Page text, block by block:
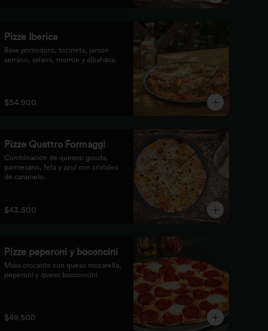
Pizze Iberica
Base pomodoro, tocineta, jamón
serrano, salami, morrón y albahaca.
$54.900
Pizze Quattro Formaggi
Combinación de quesos: gouda,
parmesano, feta y azul con cristales
de caramelo.
$43.500
Pizze peperoni y boconcini
Masa crocante con queso mozarella,
peperoni y queso bocconcini
$49.500